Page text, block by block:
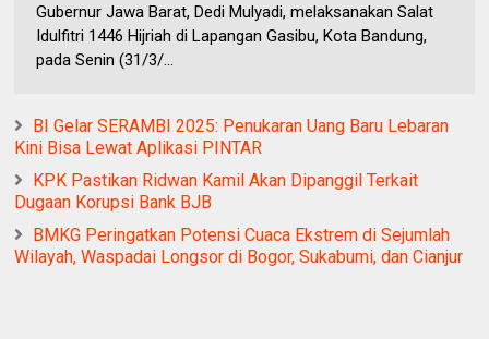
Gubernur Jawa Barat, Dedi Mulyadi, melaksanakan Salat
Idulfitri 1446 Hijriah di Lapangan Gasibu, Kota Bandung,
pada Senin (31/3/...
BI Gelar SERAMBI 2025: Penukaran Uang Baru Lebaran
Kini Bisa Lewat Aplikasi PINTAR
KPK Pastikan Ridwan Kamil Akan Dipanggil Terkait
Dugaan Korupsi Bank BJB
BMKG Peringatkan Potensi Cuaca Ekstrem di Sejumlah
Wilayah, Waspadai Longsor di Bogor, Sukabumi, dan Cianjur